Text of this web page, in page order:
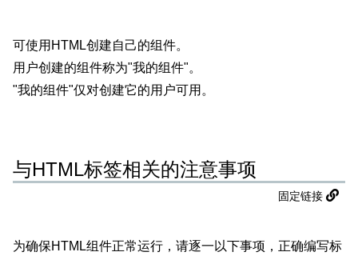
可使用HTML创建自己的组件。
用户创建的组件称为"我的组件"。
"我的组件"仅对创建它的用户可用。
与HTML标签相关的注意事项
固定链接
为确保HTML组件正常运行，请逐一以下事项，正确编写标